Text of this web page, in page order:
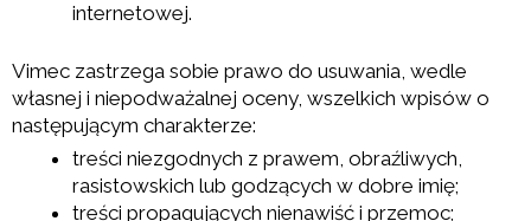
internetowej.
Vimec zastrzega sobie prawo do usuwania, wedle
własnej i niepodważalnej oceny, wszelkich wpisów o
następującym charakterze:
treści niezgodnych z prawem, obraźliwych,
rasistowskich lub godzących w dobre imię;
treści propagujących nienawiść i przemoc;